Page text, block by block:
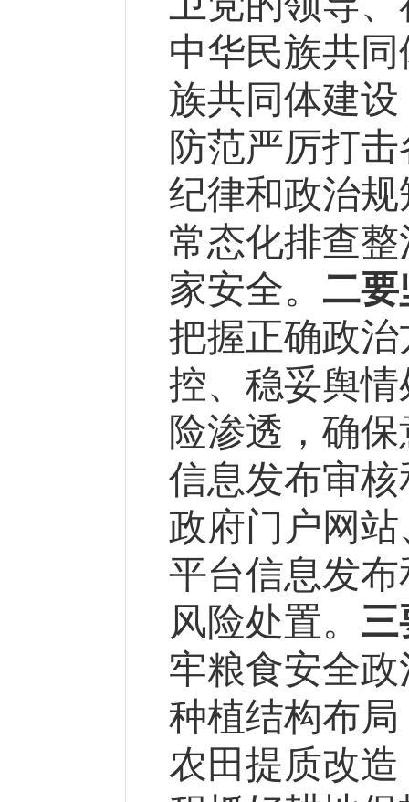
中华民族共
族共同体建
防范严厉打
纪律和政治
常态化排查
家安全。 二
把握正确政
控、稳妥舆
险渗透，确
信息发布审
政府门户网
平台信息发
风险处置。 三
牢粮食安全
种植结构布
农田提质改